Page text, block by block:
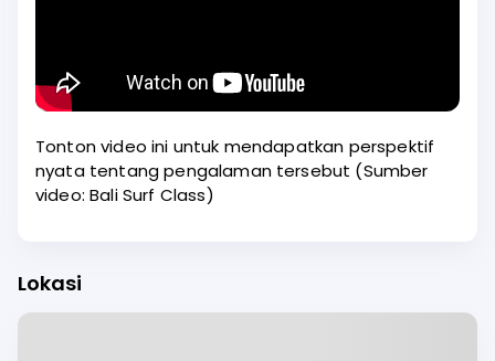
Tonton video ini untuk mendapatkan perspektif
nyata tentang pengalaman tersebut (Sumber
video: Bali Surf Class)
Lokasi